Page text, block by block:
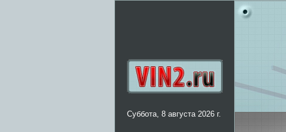
Суббота, 8 августа 2026 г.